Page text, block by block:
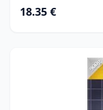
18.35 €